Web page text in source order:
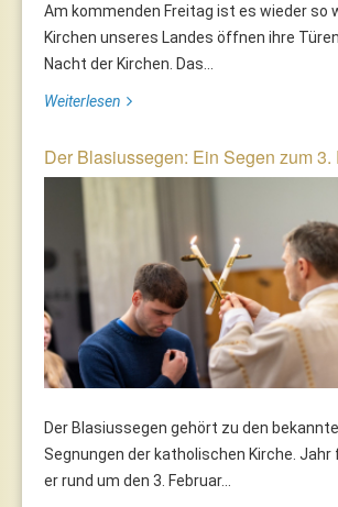
Am kommenden Freitag ist es wieder so
Kirchen unseres Landes öffnen ihre
Nacht der Kirchen. Das...
Weiterlesen
Der Blasiussegen: Ein Segen zum 3.
Der Blasiussegen gehört zu den
Segnungen der katholischen Kirche. Jahr
er rund um den 3. Februar...